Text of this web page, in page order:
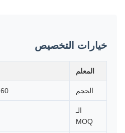
خيارات التخصيص
المعلم
الحجم 60 علكة / زجاجة أو تخصيص
الـ
MOQ